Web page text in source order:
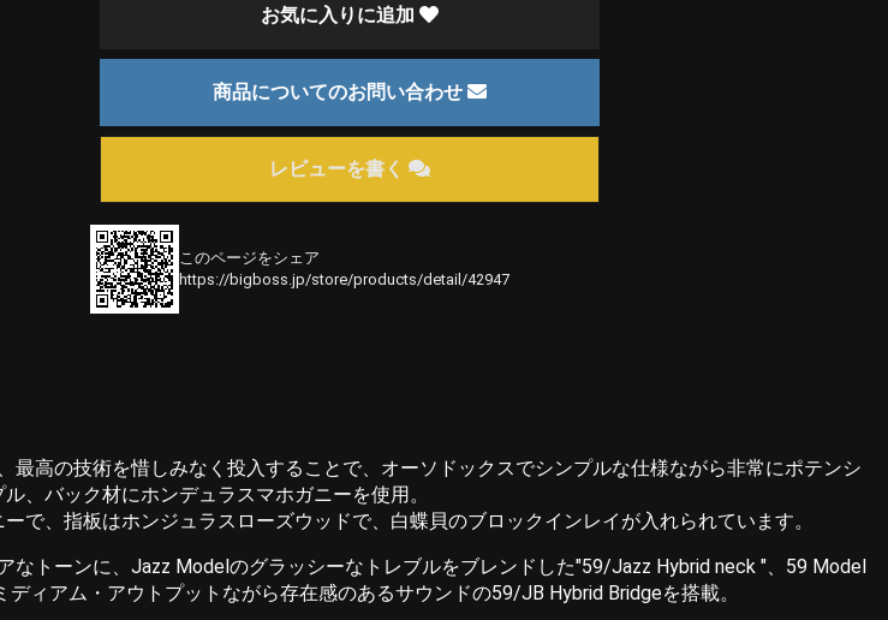
お気に入りに追加
商品についてのお問い合わせ
レビューを書く
このページをシェア
https://bigboss.jp/store/products/detail/42947
高の技術を惜しみなく投入することで、オーソドックスでシンプルな仕様ながら非常にポテンシ
、バック材にホンデュラスマホガニーを使用。
、指板はホンジュラスローズウッドで、白蝶貝のブロックインレイが入れられています。
なトーンに、Jazz Modelのグラッシーなトレブルをブレンドした"59/Jazz Hybrid neck "、59 Model
ィアム・アウトプットながら存在感のあるサウンドの59/JB Hybrid Bridgeを搭載。